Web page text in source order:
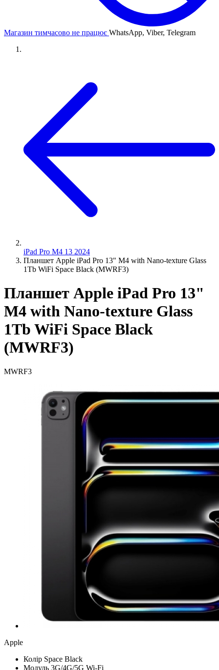
Магазин тимчасово не працює WhatsApp, Viber, Telegram
iPad Pro M4 13 2024
Планшет Apple iPad Pro 13" M4 with Nano-texture Glass
1Tb WiFi Space Black (MWRF3)
Планшет Apple iPad Pro 13"
M4 with Nano-texture Glass
1Tb WiFi Space Black
(MWRF3)
MWRF3
Apple
Колір Space Black
Модуль 3G/4G/5G Wi-Fi